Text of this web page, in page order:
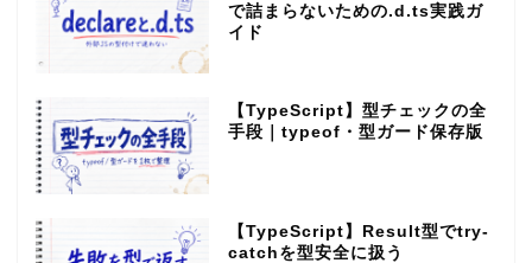
で詰まらないための.d.ts実践ガ
イド
【TypeScript】型チェックの全
手段｜typeof・型ガード保存版
【TypeScript】Result型でtry-
catchを型安全に扱う